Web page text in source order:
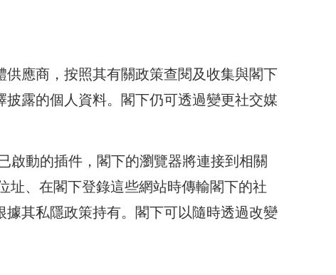
應商，按照其有關政策查閱及收集與閣下
露的個人資料。閣下仍可透過變更社交媒
啟動的插件，閣下的瀏覽器將連接到相關
址、在閣下登錄這些網站時傳輸閣下的社
其私隱政策持有。閣下可以隨時透過改變